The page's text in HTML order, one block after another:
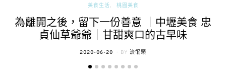
美食生活 桃園美食
為離開之後，留下一份善意 ｜中壢美食 忠
貞仙草爺爺｜甘甜爽口的古早味
POSTED
2020-06-20 BY 流氓顆